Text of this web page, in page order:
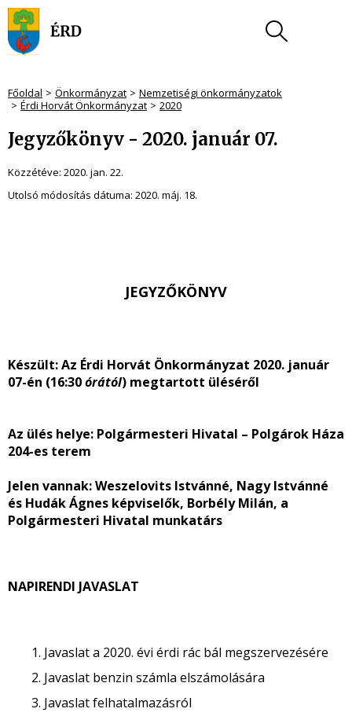
Főoldal Önkormányzat
Nemzetiségi önkormányzatok
Érdi Horvát Önkormányzat
2020
Jegyzőkönyv - 2020. január 07.
Közzétéve: 2020. jan. 22.
Utolsó módosítás dátuma: 2020. máj. 18.
JEGYZŐKÖNYV
Készült:Az Érdi Horvát Önkormányzat 2020. január
07-én (16:30órától) megtartott üléséről
Az ülés helye: Polgármesteri Hivatal – Polgárok Háza
204-es terem
Jelen vannak:Weszelovits Istvánné, Nagy Istvánné
és Hudák Ágnes képviselők, Borbély Milán, a
Polgármesteri Hivatal munkatárs
NAPIRENDI JAVASLAT
Javaslat a 2020. évi érdi rác bál megszervezésére
Javaslat benzin számla elszámolására
Javaslat felhatalmazásról